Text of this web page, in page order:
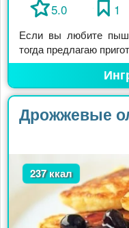
5.0 1
Если вы любите
тогда предлагаю
Дрожжевые
237 ккал